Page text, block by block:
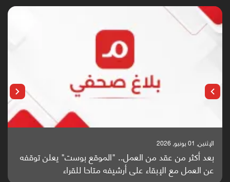
الإثنين, 25 مايو, 2026
باحثون من اليمن يدخلون سباق أبحاث ألزهايمر بدراسة
واعدة منشورة عالميا (ترجمة)